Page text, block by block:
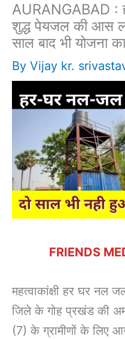
AURANGABAD
शुद्ध पेयजल की आस
साल बाद भी योजना
By Vijay kr.
FRIENDS
महत्वाकांक्षी हर घर नल
जिले के गोह प्रखंड की
(7) के ग्रामीणों के लिए